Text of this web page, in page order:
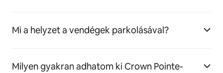
Mi a helyzet a vendégek parkolásával?
Milyen gyakran adhatom ki Crown Pointe-